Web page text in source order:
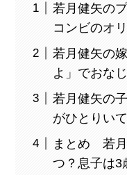
若月健矢の
コンビのオ
若月健矢の
よ」でおな
若月健矢の
がひとりい
まとめ 若月
つ？息子は3